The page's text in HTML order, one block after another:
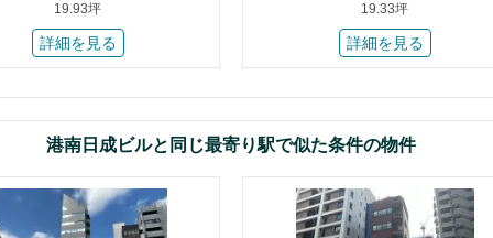
19.93坪
詳細を見る
19.33坪
詳細を見る
港南日成ビルと同じ最寄り駅で似た条件の物件